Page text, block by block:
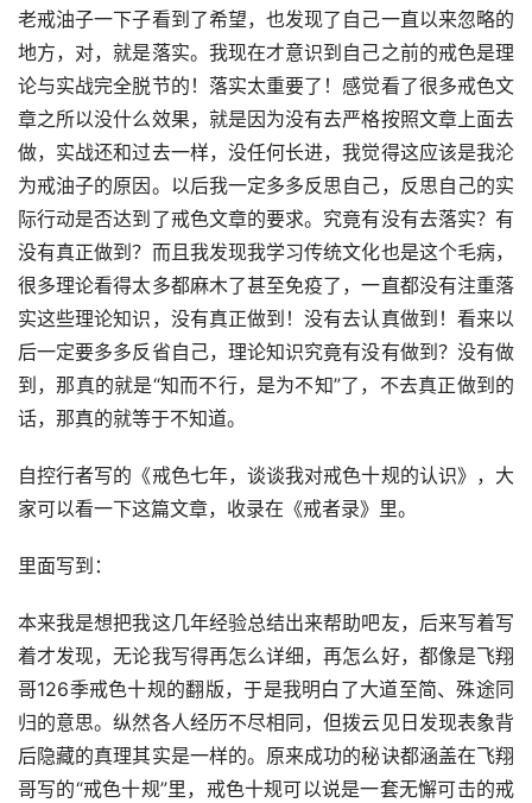
老戒油子一下子看到了希望，也发现了自己一直以来忽略的
地方，对，就是落实。我现在才意识到自己之前的戒色是理
论与实战完全脱节的！落实太重要了！感觉看了很多戒色文
章之所以没什么效果，就是因为没有去严格按照文章上面去
做，实战还和过去一样，没任何长进，我觉得这应该是我沦
为戒油子的原因。以后我一定多多反思自己，反思自己的实
际行动是否达到了戒色文章的要求。究竟有没有去落实？有
没有真正做到？而且我发现我学习传统文化也是这个毛病，
很多理论看得太多都麻木了甚至免疫了，一直都没有注重落
实这些理论知识，没有真正做到！没有去认真做到！看来以
后一定要多多反省自己，理论知识究竟有没有做到？没有做
到，那真的就是“知而不行，是为不知”了，不去真正做到的
话，那真的就等于不知道。
自控行者写的《戒色七年，谈谈我对戒色十规的认识》，大
家可以看一下这篇文章，收录在《戒者录》里。
里面写到：
本来我是想把我这几年经验总结出来帮助吧友，后来写着写
着才发现，无论我写得再怎么详细，再怎么好，都像是飞翔
哥126季戒色十规的翻版，于是我明白了大道至简、殊途同
归的意思。纵然各人经历不尽相同，但拨云见日发现表象背
后隐藏的真理其实是一样的。原来成功的秘诀都涵盖在飞翔
哥写的“戒色十规”里，戒色十规可以说是一套无懈可击的戒